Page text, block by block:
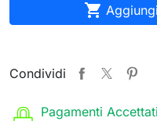

Condividi
Pagamenti Accettati